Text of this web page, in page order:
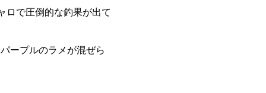
ロで圧倒的な釣果が出て
ープルのラメが混ぜら